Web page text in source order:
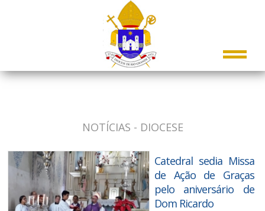
NOTÍCIAS - DIOCESE
Catedral sedia Missa
de Ação de Graças
pelo aniversário de
Dom Ricardo